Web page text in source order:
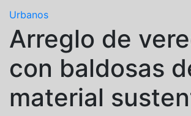
Urbanos
Arreglo de
con baldosas
material